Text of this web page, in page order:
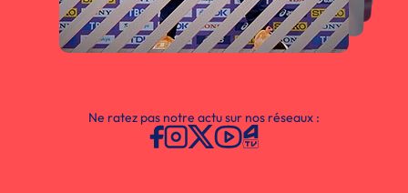
Ne ratez pas notre actu sur nos réseaux :